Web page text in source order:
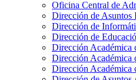
Oficina Central de
Dirección de Asuntos
Dirección de
Dirección de
Dirección Académica
Dirección Académica
Dirección Académica